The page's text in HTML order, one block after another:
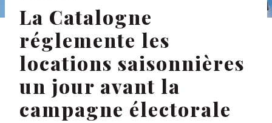
La Catalogne
réglemente les
locations saisonnières
un jour avant la
campagne électorale